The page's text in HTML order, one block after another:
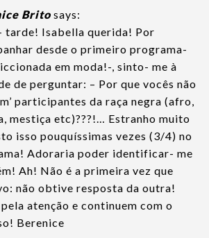
Brito says:
tarde! Isabella querida! Por
desde o primeiro programa-
em moda!-, sinto- me à
de perguntar: – Por que vocês não
participantes da raça negra (afro,
mestiça etc)???!… Estranho muito
isso pouquíssimas vezes (3/4) no
Adoraria poder identificar- me
Ah! Não é a primeira vez que
não obtive resposta da outra!
atenção e continuem com o
Berenice